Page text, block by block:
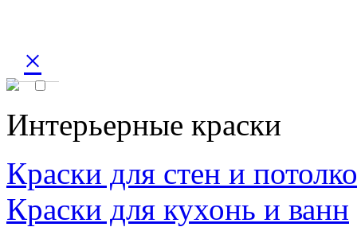
×
Интерьерные краски
Краски для стен и
Краски для кухонь и ванн